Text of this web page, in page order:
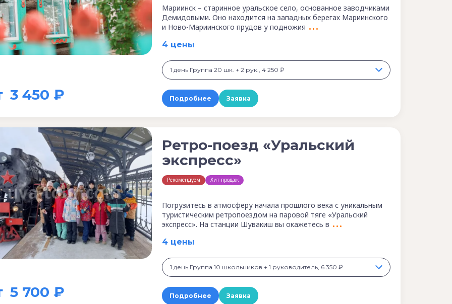
3 450 ₽
Мариинск – старинное уральское село, основанное заводчиками
Демидовыми. Оно находится на западных берегах Мариинского
и Ново-Мариинского прудов у подножия
4 цены
1 день Группа 20 шк. + 2 рук., 4 250 ₽
Подробнее Заявка
5 700 ₽
Ретро-поезд «Уральский
экспресс»
Рекомендуем Хит продаж
Погрузитесь в атмосферу начала прошлого века с уникальным
туристическим ретропоездом на паровой тяге «Уральский
экспресс». На станции Шувакиш вы окажетесь в
4 цены
1 день Группа 10 школьников + 1 руководитель, 6 350 ₽
Подробнее Заявка